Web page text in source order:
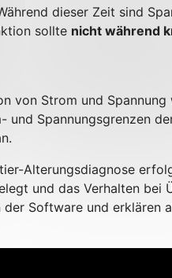
dieser Zeit sind
sollte nicht während
von Strom und
Spannungsgrenzen
Alterungsdiagnose
und das Verhalten
Software und erklären